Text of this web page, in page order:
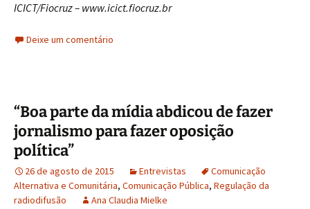
ICICT/Fiocruz – www.icict.fiocruz.br
Deixe um comentário
“Boa parte da mídia abdicou de fazer
jornalismo para fazer oposição
política”
26 de agosto de 2015 Entrevistas
Comunicação
Alternativa e Comunitária, Comunicação Pública, Regulação da
radiodifusão
Ana Claudia Mielke